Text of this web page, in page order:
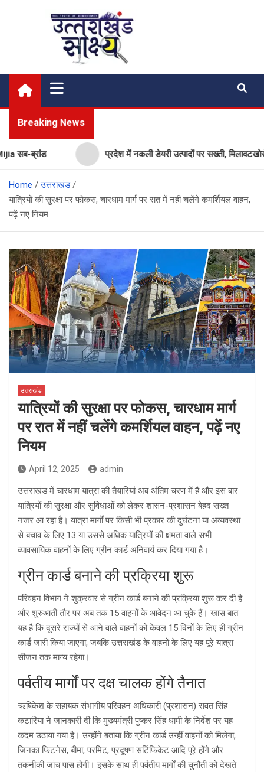
Uttarakhand Shakshya
My News Portal
Breaking News
ब्रांड प्रदेश में नकली डेयरी उत्पादों पर सख्ती, मिलावटखोरों
Home
उत्तराखंड
यात्रियों की सुरक्षा पर फोकस, चारधाम मार्ग पर रात में नहीं चलेंगे कमर्शियल वाहन,
पढ़ें नए नियम
उत्तराखंड
यात्रियों की सुरक्षा पर फोकस, चारधाम मार्ग
पर रात में नहीं चलेंगे कमर्शियल वाहन, पढ़ें नए
नियम
April 12, 2025 admin
उत्तराखंड में चारधाम यात्रा की तैयारियां अब अंतिम चरण में हैं और इस बार
यात्रियों की सुरक्षा और सुविधाओं को लेकर शासन-प्रशासन बेहद सख्त
नजर आ रहा है। यात्रा मार्गों पर किसी भी प्रकार की दुर्घटना या अव्यवस्था
से बचाव के लिए 13 या उससे अधिक यात्रियों की क्षमता वाले सभी
व्यावसायिक वाहनों के लिए ग्रीन कार्ड अनिवार्य कर दिया गया है।
ग्रीन कार्ड बनाने की प्रक्रिया शुरू
परिवहन विभाग ने शुक्रवार से ग्रीन कार्ड बनाने की प्रक्रिया शुरू कर दी है
और शुरुआती तौर पर अब तक 15 वाहनों के आवेदन आ चुके हैं। खास बात
यह है कि दूसरे राज्यों से आने वाले वाहनों को केवल 15 दिनों के लिए ही ग्रीन
कार्ड जारी किया जाएगा, जबकि उत्तराखंड के वाहनों के लिए यह पूरे यात्रा
सीजन तक मान्य रहेगा।
पर्वतीय मार्गों पर दक्ष चालक होंगे तैनात
ऋषिकेश के सहायक संभागीय परिवहन अधिकारी (प्रशासन) रावत सिंह
कटारिया ने जानकारी दी कि मुख्यमंत्री पुष्कर सिंह धामी के निर्देश पर यह
कदम उठाया गया है। उन्होंने बताया कि ग्रीन कार्ड उन्हीं वाहनों को मिलेगा,
जिनका फिटनेस, बीमा, परमिट, प्रदूषण सर्टिफिकेट आदि पूरे होंगे और
तकनीकी जांच पास होगी। इसके साथ ही पर्वतीय मार्गों की चुनौती को देखते